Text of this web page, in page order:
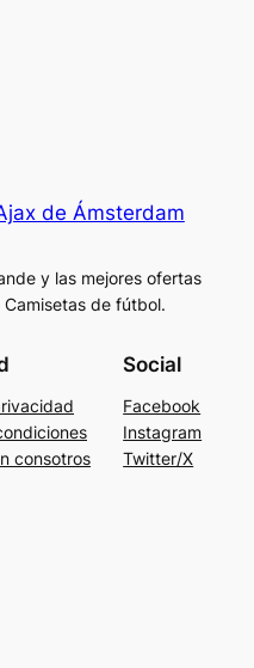
de Ámsterdam
y las mejores ofertas
de fútbol.
consotros
Social
Facebook
Instagram
Twitter/X